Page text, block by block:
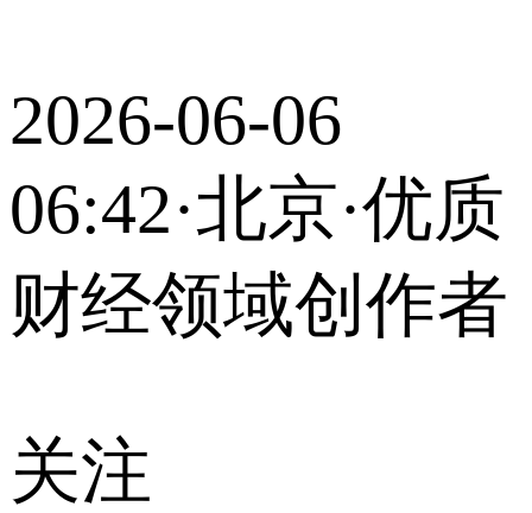
2026-06-06
06:42·北京·优质
财经领域创作者
关注